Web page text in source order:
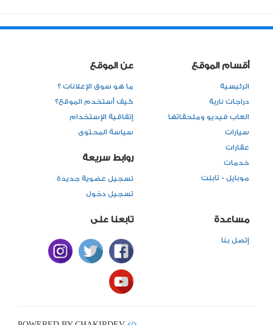
أقسام الموقع
الرئيسية
دراجات نارية
العاب فيديو وملحقاتها
سيارات
عقارات
خدمات
موبايل - تابلت
عن الموقع
ما هو سوق الإعلانات ؟
كيف أستخدم الموقع؟
إتفاقية الإستخدام
سياسة المحتوى
روابط سريعة
تسجيل عضوية جديدة
تسجيل دخول
مساعدة
إتصل بنا
تابعنا على